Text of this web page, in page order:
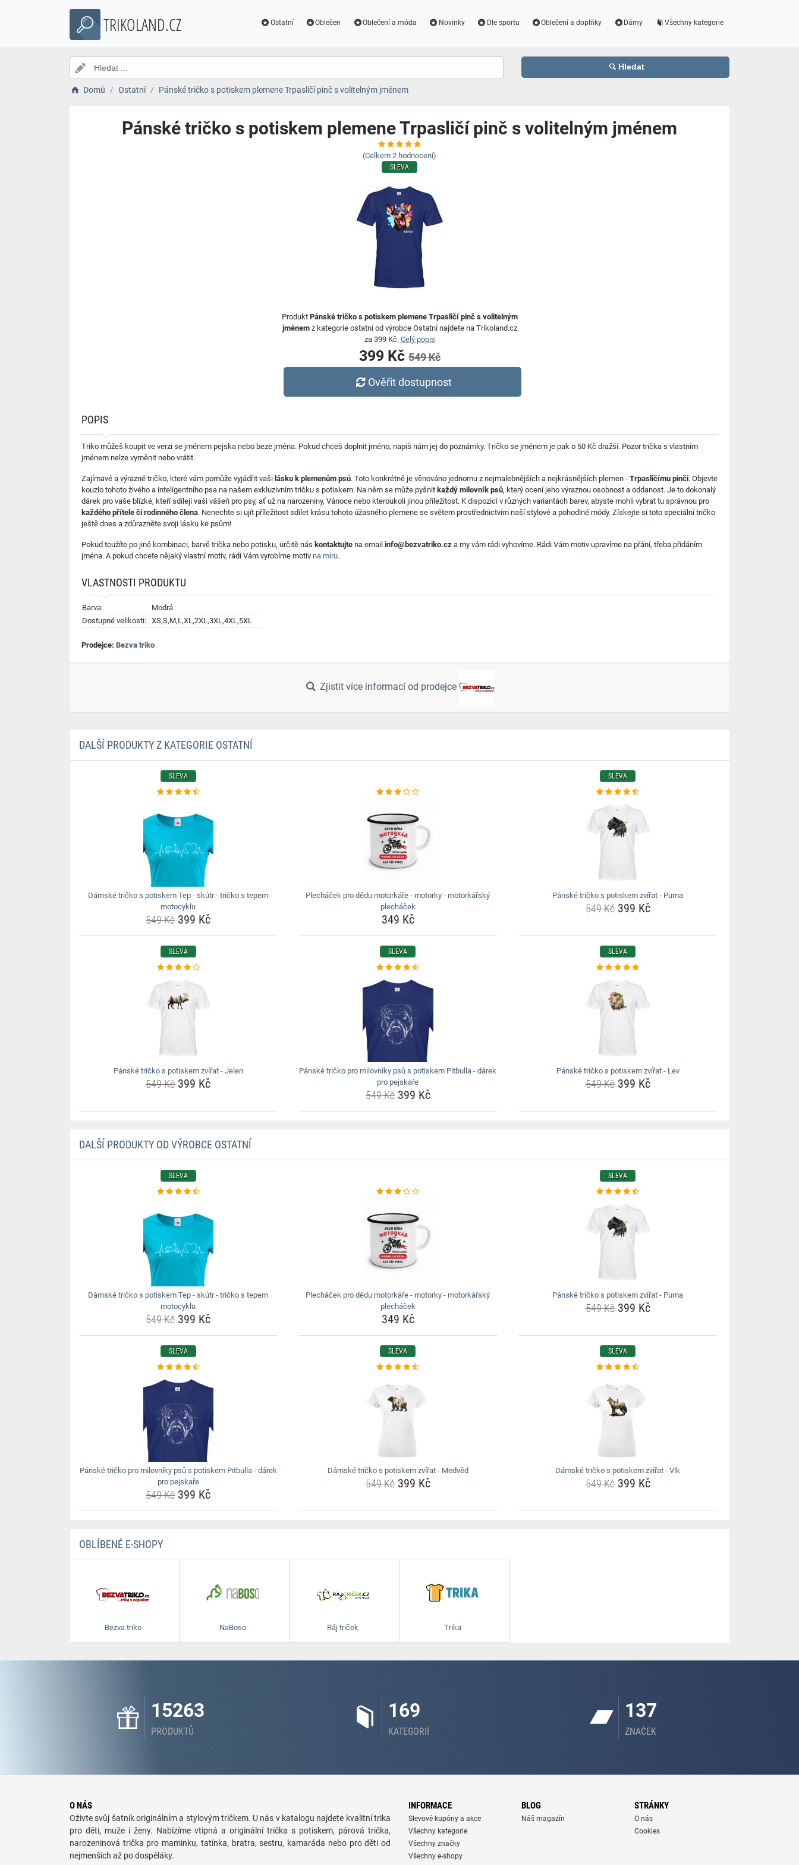
TRIKOLAND.CZ Ostatní Oblečen Oblečení a móda Novinky Dle sportu Oblečení a doplňky Dámy Všechny kategorie
Hledat
Domů Ostatní Pánské tričko s potiskem plemene Trpasličí pinč s volitelným jménem
Pánské tričko s potiskem plemene Trpasličí pinč s volitelným jménem
(Celkem 2 hodnocení)
SLEVA
Produkt Pánské tričko s potiskem plemene Trpasličí pinč s volitelným
jménemz kategorie ostatní od výrobce Ostatní najdete na Trikoland.cz
za 399 Kč. Celý popis
399 Kč549 Kč
Ověřit dostupnost
POPIS
Triko můžeš koupit ve verzi se jménem pejska nebo beze jména. Pokud chceš doplnit jméno, napiš nám jej do poznámky. Tričko se jménem je pak o 50 Kč dražší. Pozor trička s vlastním
jménem nelze vyměnit nebo vrátit.
Zajímavé a výrazné tričko, které vám pomůže vyjádřit vaši lásku k plemenům psů. Toto konkrétně je věnováno jednomu z nejmalebnějších a nejkrásnějších plemen - Trpasličímu pinči. Objevte
kouzlo tohoto živého a inteligentního psa na našem exkluzivním tričku s potiskem. Na něm se může pyšnit každý milovník psů, který ocení jeho výraznou osobnost a oddanost. Je to dokonalý
dárek pro vaše blízké, kteří sdílejí vaši vášeň pro psy, ať už na narozeniny, Vánoce nebo kteroukoli jinou příležitost. K dispozici v různých variantách barev, abyste mohli vybrat tu správnou pro
každého přítele či rodinného člena. Nenechte si ujít příležitost sdílet krásu tohoto úžasného plemene se světem prostřednictvím naší stylové a pohodlné módy. Získejte si toto speciální tričko
ještě dnes a zdůrazněte svoji lásku ke psům!
Pokud toužíte po jiné kombinaci, barvě trička nebo potisku, určitě nás kontaktujte na email info@bezvatriko.cz a my vám rádi vyhovíme. Rádi Vám motiv upravíme na přání, třeba přidáním
jména. A pokud chcete nějaký vlastní motiv, rádi Vám vyrobíme motiv na míru.
VLASTNOSTI PRODUKTU
Barva:
Modrá
Dostupné velikosti: XS,S,M,L,XL,2XL,3XL,4XL,5XL
Prodejce: Bezva triko
Zjistit více informací od prodejce
DALŠÍ PRODUKTY Z KATEGORIE OSTATNÍ
SLEVA
Dámské tričko s potiskem Tep - skútr - tričko s tepem
motocyklu
549 Kč399 Kč
Plecháček pro dědu motorkáře - motorky - motorkářský
plecháček
349 Kč
SLEVA
Pánské tričko s potiskem zvířat - Puma
549 Kč399 Kč
SLEVA
Pánské tričko s potiskem zvířat - Jelen
549 Kč399 Kč
SLEVA
Pánské tričko pro milovníky psů s potiskem Pitbulla - dárek
pro pejskaře
549 Kč399 Kč
SLEVA
Pánské tričko s potiskem zvířat - Lev
549 Kč399 Kč
DALŠÍ PRODUKTY OD VÝROBCE OSTATNÍ
SLEVA
Dámské tričko s potiskem Tep - skútr - tričko s tepem
motocyklu
549 Kč399 Kč
Plecháček pro dědu motorkáře - motorky - motorkářský
plecháček
349 Kč
SLEVA
Pánské tričko s potiskem zvířat - Puma
549 Kč399 Kč
SLEVA
Pánské tričko pro milovníky psů s potiskem Pitbulla - dárek
pro pejskaře
549 Kč399 Kč
SLEVA
Dámské tričko s potiskem zvířat - Medvěd
549 Kč399 Kč
SLEVA
Dámské tričko s potiskem zvířat - Vlk
549 Kč399 Kč
OBLÍBENÉ E-SHOPY
Bezva triko NaBoso Ráj triček Trika
15263
PRODUKTŮ
169
KATEGORIÍ
137
ZNAČEK
O NÁS
Oživte svůj šatník originálním a stylovým tričkem. U nás v katalogu najdete kvalitní trika
pro děti, muže i ženy. Nabízíme vtipná a originální trička s potiskem, párová trička,
narozeninová trička pro maminku, tatínka, bratra, sestru, kamaráda nebo pro děti od
nejmenších až po dospěláky.
INFORMACE
Slevové kupóny a akce
Všechny kategorie
Všechny značky
Všechny e-shopy
BLOG
Náš magazín
STRÁNKY
O nás
Cookies